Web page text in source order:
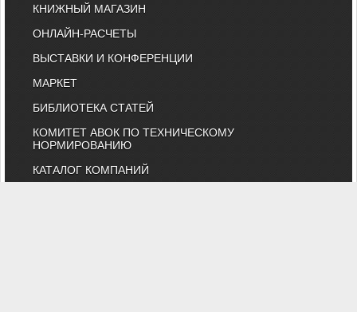
КНИЖНЫЙ МАГАЗИН
ОНЛАЙН-РАСЧЕТЫ
ВЫСТАВКИ И КОНФЕРЕНЦИИ
МАРКЕТ
БИБЛИОТЕКА СТАТЕЙ
КОМИТЕТ АВОК ПО ТЕХНИЧЕСКОМУ
НОРМИРОВАНИЮ
КАТАЛОГ КОМПАНИЙ